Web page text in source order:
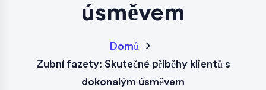
úsměvem
Domů
Zubní fazety: Skutečné příběhy klientů s
dokonalým úsměvem